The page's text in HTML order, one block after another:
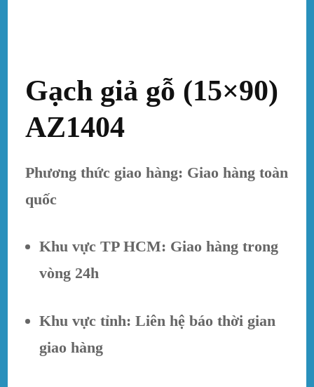
Gạch giả gỗ (15×90)
AZ1404
Phương thức giao hàng: Giao hàng toàn
quốc
Khu vực TP HCM: Giao hàng trong
vòng 24h
Khu vực tỉnh: Liên hệ báo thời gian
giao hàng